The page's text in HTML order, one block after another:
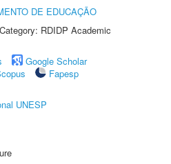
DE EDUCAÇÃO
RDIDP Academic
Google Scholar
Fapesp
UNESP